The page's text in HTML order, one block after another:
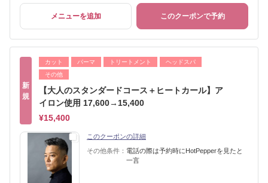
メニューを追加 このクーポンで予約
新
規
カット パーマ トリートメント
ヘッドスパ
その他
【大人のスタンダードコース＋ヒートカール】ア
イロン使用 17,600→15,400
¥15,400
このクーポンの詳細
その他条件： 電話の際は予約時にHotPepperを見たと
一言